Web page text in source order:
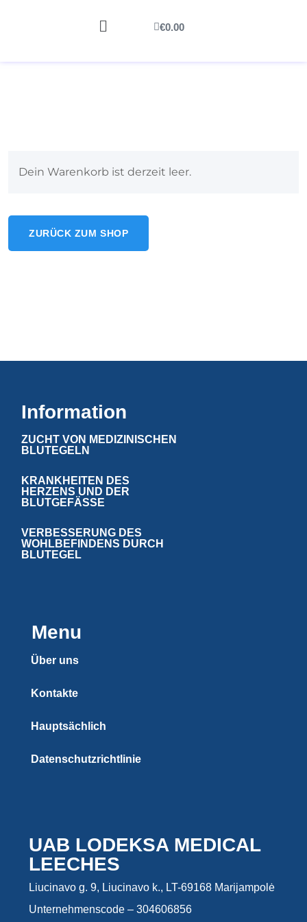
€0.00
Dein Warenkorb ist derzeit leer.
ZURÜCK ZUM SHOP
Information
ZUCHT VON MEDIZINISCHEN
BLUTEGELN
KRANKHEITEN DES
HERZENS UND DER
BLUTGEFÄSSE
VERBESSERUNG DES
WOHLBEFINDENS DURCH
BLUTEGEL
Menu
Über uns
Kontakte
Hauptsächlich
Datenschutzrichtlinie
UAB LODEKSA MEDICAL
LEECHES
Liucinavo g. 9, Liucinavo k., LT-69168 Marijampolė
Unternehmenscode – 304606856